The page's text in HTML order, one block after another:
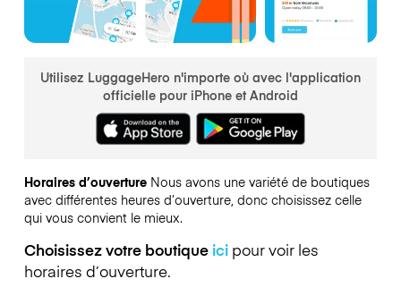
Utilisez LuggageHero n'importe où avec l'application
officielle pour iPhone et Android
Horaires d’ouverture Nous avons une variété de boutiques
avec différentes heures d’ouverture, donc choisissez celle
qui vous convient le mieux.
Choisissez votre boutique icipour voir les
horaires d’ouverture.